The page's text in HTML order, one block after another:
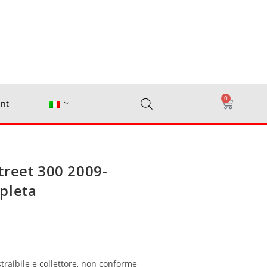
0
300 2009-
e collettore, non conforme